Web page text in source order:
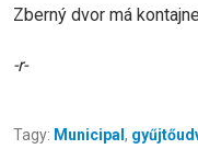
Zberný dvor má
-r-
Tagy: Municipal ,